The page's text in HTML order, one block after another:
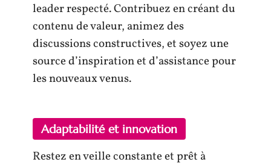
leader respecté. Contribuez en créant du
contenu de valeur, animez des
discussions constructives, et soyez une
source d’inspiration et d’assistance pour
les nouveaux venus.
Adaptabilité et innovation
Restez en veille constante et prêt à